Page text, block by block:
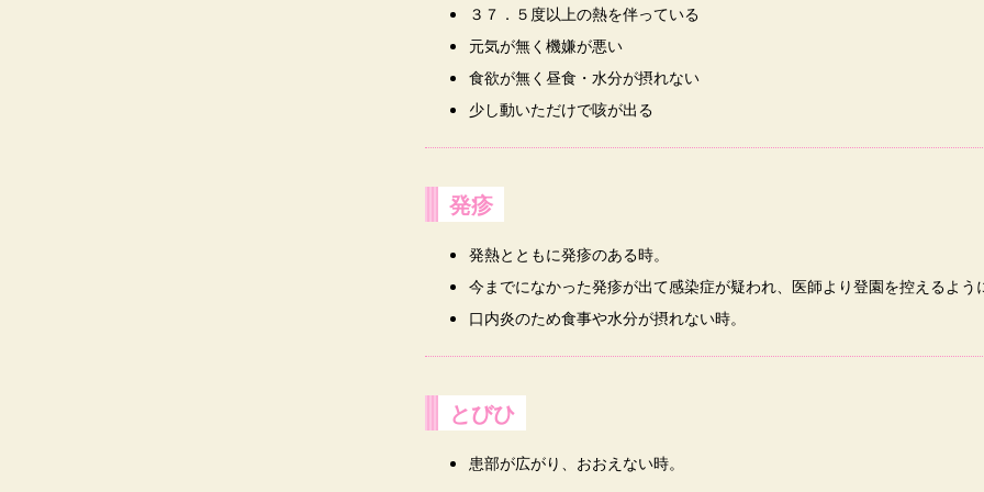
３７．５度以上の熱を伴っている
元気が無く機嫌が悪い
食欲が無く昼食・水分が摂れない
少し動いただけで咳が出る
発疹
発熱とともに発疹のある時。
今までになかった発疹が出て感染症が疑われ、医師より登園を控えるよう
口内炎のため食事や水分が摂れない時。
とびひ
患部が広がり、おおえない時。